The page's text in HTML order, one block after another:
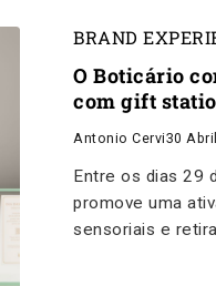
BRAND
O Boticário
com gift
Antonio Cervi30
Entre os dias 29
promove uma
sensoriais e